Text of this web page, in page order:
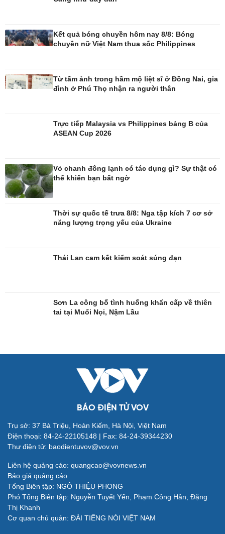
Blog
Di sản
Săn Tour
Quân sự - Quốc phòng
Vũ khí
Việt Nam
Phân tích
Kết quả bóng chuyền hôm nay 8/8: Bóng
chuyền nữ Việt Nam thua sốc Philippines
Từ tấm ảnh trong hầm mộ liệt sĩ ở Đồng Nai, gia
đình ở Phú Thọ nhận ra người thân
Trực tiếp Malaysia vs Philippines bảng B của
ASEAN Cup 2026
Vỏ chanh đông lạnh có tác dụng gì? Sự thật có
thể khiến bạn bất ngờ
Thời sự quốc tế trưa 8/8: Nga tập kích 7 cơ sở
năng lượng trọng yếu của Ukraine
Thái Lan cam kết kiểm soát súng đạn
Sơn La công bố tình huống khẩn cấp về thiên
tai tại Muổi Nọi, Nậm Lầu
BÁO ĐIỆN TỬ VOV
Trụ sở: 37 Bà Triệu, Hoàn Kiếm, Hà Nội, Việt Nam
Điện thoại: 84-24-22105148 | Fax: 84-24-39344230
Thư điện tử: baodientuvov@vov.vn
Liên hệ quảng cáo: quangcao@vovnews.vn
Báo giá quảng cáo
Tổng Biên tập: NGÔ THIỆU PHONG
Phó Tổng Biên tập: Nguyễn Tuyết Yến, Phạm Công Hân, Đặng
Thị Khanh
Cơ quan chủ quản: ĐÀI TIẾNG NÓI VIỆT NAM